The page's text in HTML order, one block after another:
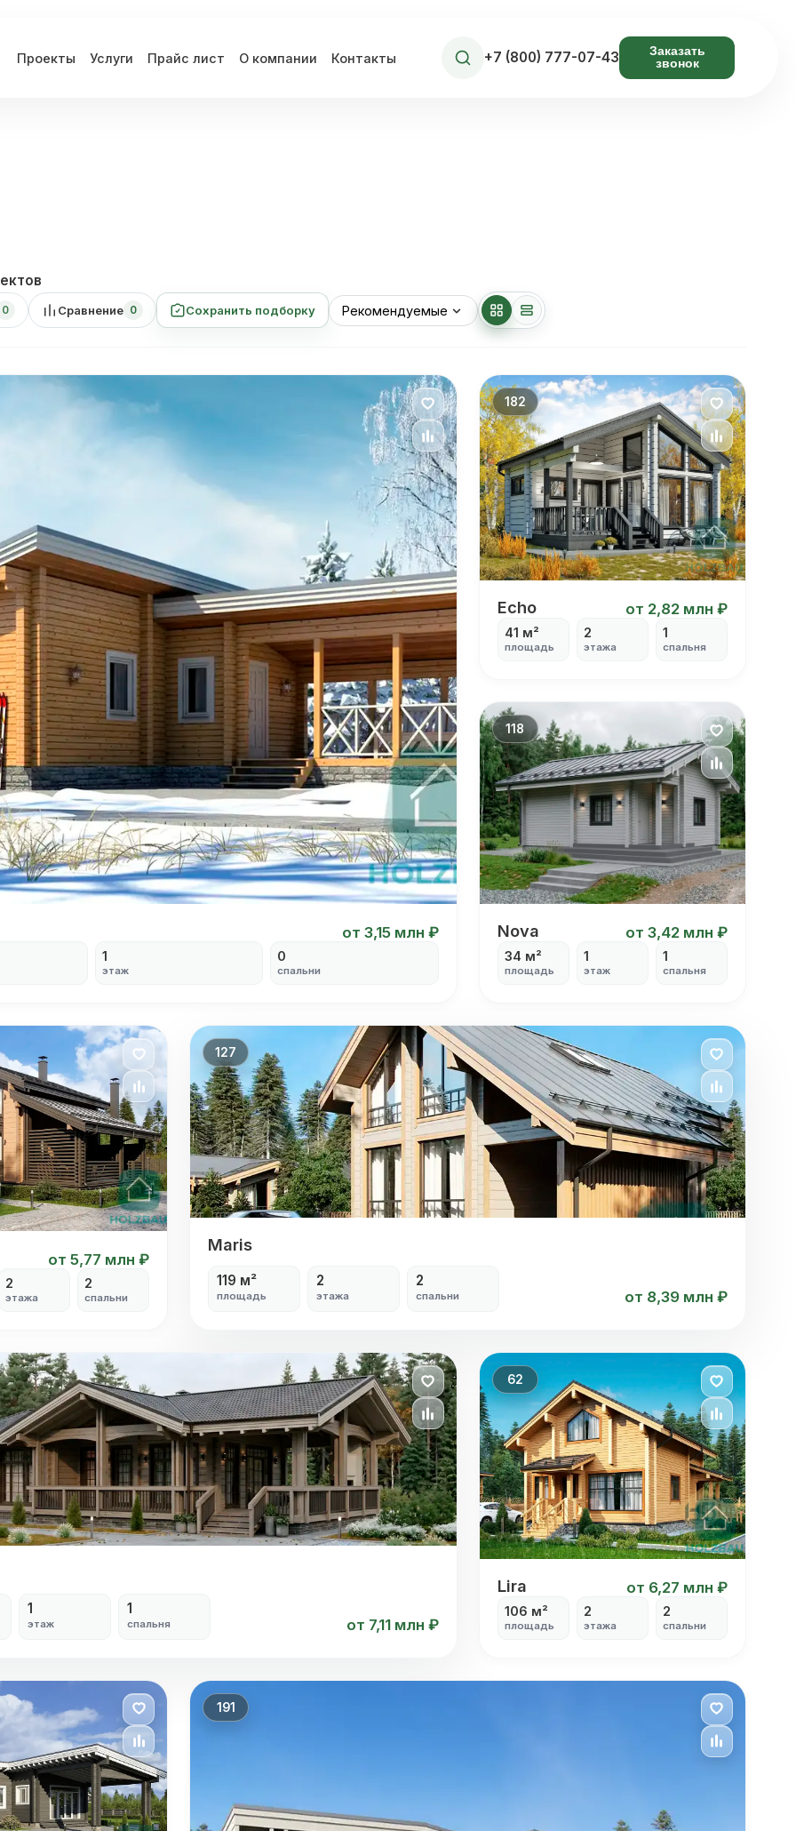
Проекты Услуги Прайс лист О компании Контакты +7 (800) 777-07-43
Заказать
звонок
0 Сравнение 0 Сохранить подборку
от 3,15 млн ₽
1
этаж
0
спальни
182
Echo
Echo от 2,82 млн ₽
41 м²
площадь
2
этажа
1
спальня
118
Nova
Nova от 3,42 млн ₽
34 м²
площадь
1
этаж
1
спальня
от 5,77 млн ₽
2
этажа
2
спальни
127
Maris
Maris
от 8,39 млн ₽
119 м²
площадь
2
этажа
2
спальни
от 7,11 млн ₽
1
этаж
1
спальня
62
Lira
Lira от 6,27 млн ₽
106 м²
площадь
2
этажа
2
спальни
191